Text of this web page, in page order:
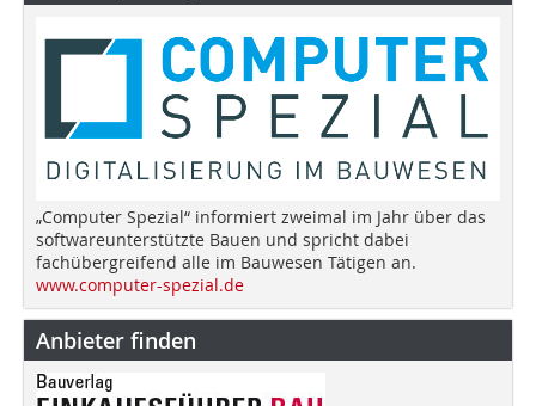
„Computer Spezial“ informiert zweimal im Jahr über das
softwareunterstützte Bauen und spricht dabei
fachübergreifend alle im Bauwesen Tätigen an.
www.computer-spezial.de
Anbieter finden